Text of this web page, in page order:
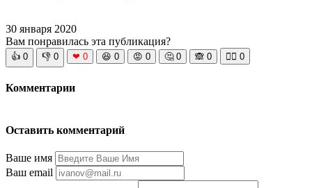
30 января 2020
Вам понравилась эта публикация?
👍 0 👎 0 ❤ 0 😆 0 😡 0 🤔 0 🙈 0 🧘‍♀️ 0
Комментарии
Оставить комментарий
Ваше имя
Ваш email